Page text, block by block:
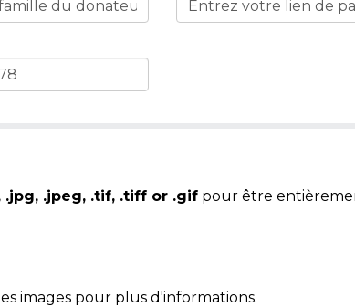
.jpg, .jpeg, .tif, .tiff or .gif pour être
images pour plus d'informations.